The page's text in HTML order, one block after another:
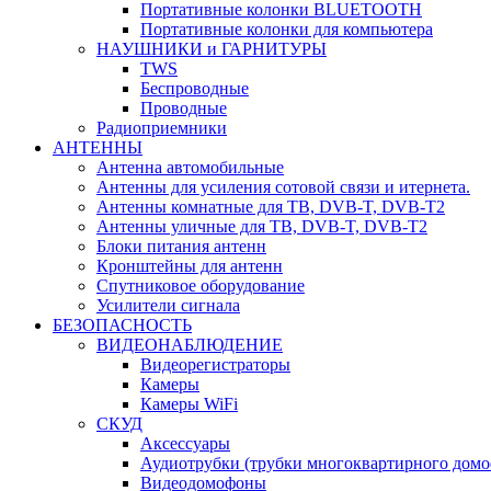
Портативные колонки BLUETOOTH
Портативные колонки для компьютера
НАУШНИКИ и ГАРНИТУРЫ
TWS
Беспроводные
Проводные
Радиоприемники
АНТЕННЫ
Антенна автомобильные
Антенны для усиления сотовой связи и итернета.
Антенны комнатные для ТВ, DVB-T, DVB-T2
Антенны уличные для ТВ, DVB-T, DVB-T2
Блоки питания антенн
Кронштейны для антенн
Спутниковое оборудование
Усилители сигнала
БЕЗОПАСНОСТЬ
ВИДЕОНАБЛЮДЕНИЕ
Видеорегистраторы
Камеры
Камеры WiFi
СКУД
Аксессуары
Аудиотрубки (трубки многоквартирного
Видеодомофоны